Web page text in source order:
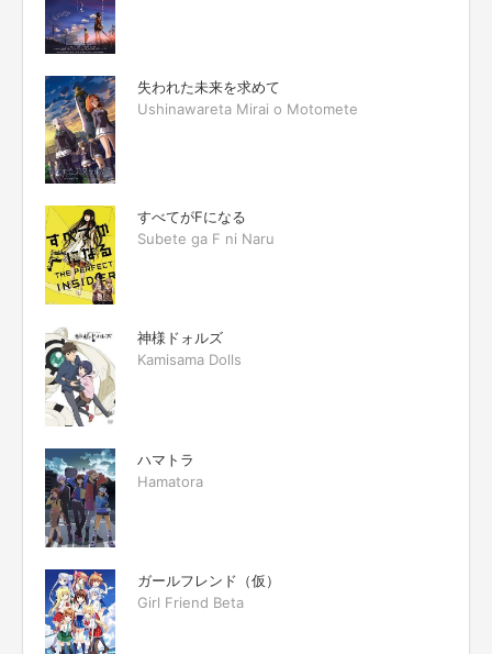
失われた未来を求めて
Ushinawareta Mirai o Motomete
すべてがFになる
Subete ga F ni Naru
神様ドォルズ
Kamisama Dolls
ハマトラ
Hamatora
ガールフレンド（仮）
Girl Friend Beta